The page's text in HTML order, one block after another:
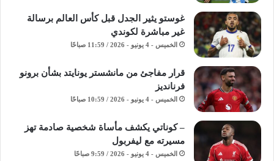
غوستو يثير الجدل قبل كأس العالم برسالة
غير مباشرة لكوندي
الخميس - 4 يونيو - 2026 / 11:59 صباحًا
قرار مفاجئ من مانشستر يونايتد بشأن برونو
فرنانديز
الخميس - 4 يونيو - 2026 / 10:59 صباحًا
– كوناتي يكشف مأساة شخصية صادمة تهز
مسيرته مع ليفربول
الخميس - 4 يونيو - 2026 / 9:59 صباحًا